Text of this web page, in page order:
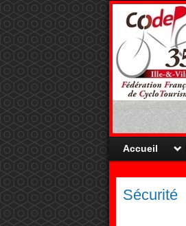
Accueil
Sécurité